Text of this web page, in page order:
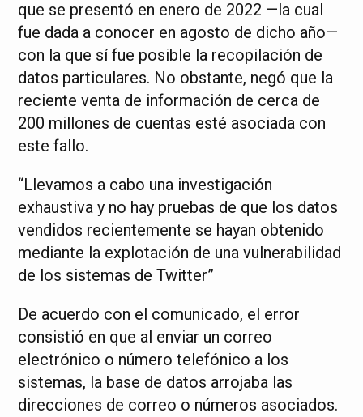
que se presentó en enero de 2022 —la cual
fue dada a conocer en agosto de dicho año—
con la que sí fue posible la recopilación de
datos particulares. No obstante, negó que la
reciente venta de información de cerca de
200 millones de cuentas esté asociada con
este fallo.
“Llevamos a cabo una investigación
exhaustiva y no hay pruebas de que los datos
vendidos recientemente se hayan obtenido
mediante la explotación de una vulnerabilidad
de los sistemas de Twitter”
De acuerdo con el comunicado, el error
consistió en que al enviar un correo
electrónico o número telefónico a los
sistemas, la base de datos arrojaba las
direcciones de correo o números asociados.